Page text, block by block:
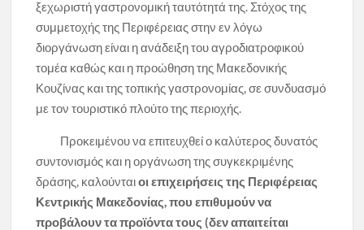
ξεχωριστή γαστρονομική ταυτότητά της. Στόχος της
συμμετοχής της Περιφέρειας στην εν λόγω
διοργάνωση είναι η ανάδειξη του αγροδιατροφικού
τομέα καθώς και η προώθηση της Μακεδονικής
Κουζίνας και της τοπικής γαστρονομίας, σε συνδυασμό
με τον τουριστικό πλούτο της περιοχής.
Προκειμένου να επιτευχθεί ο καλύτερος δυνατός
συντονισμός και η οργάνωση της συγκεκριμένης
δράσης, καλούνταιοι επιχειρήσεις της Περιφέρειας
Κεντρικής Μακεδονίας, που επιθυμούν να
προβάλουν τα προϊόντα τους (δεν απαιτείται